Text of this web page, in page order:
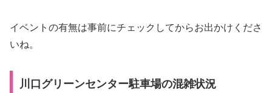
イベントの有無は事前にチェックしてからお出かけくださ
いね。
川口グリーンセンター駐車場の混雑状況